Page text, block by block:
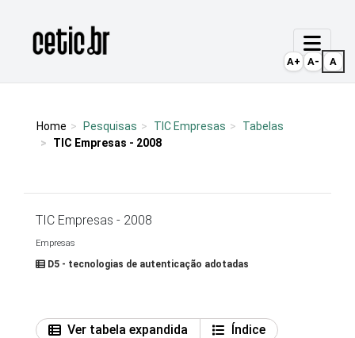
Página inicial
Home Pesquisas TIC Empresas
Tabelas
TIC Empresas - 2008
TIC Empresas - 2008
Empresas
D5 - tecnologias de autenticação adotadas
Ver tabela expandida
Índice
A+ A- A